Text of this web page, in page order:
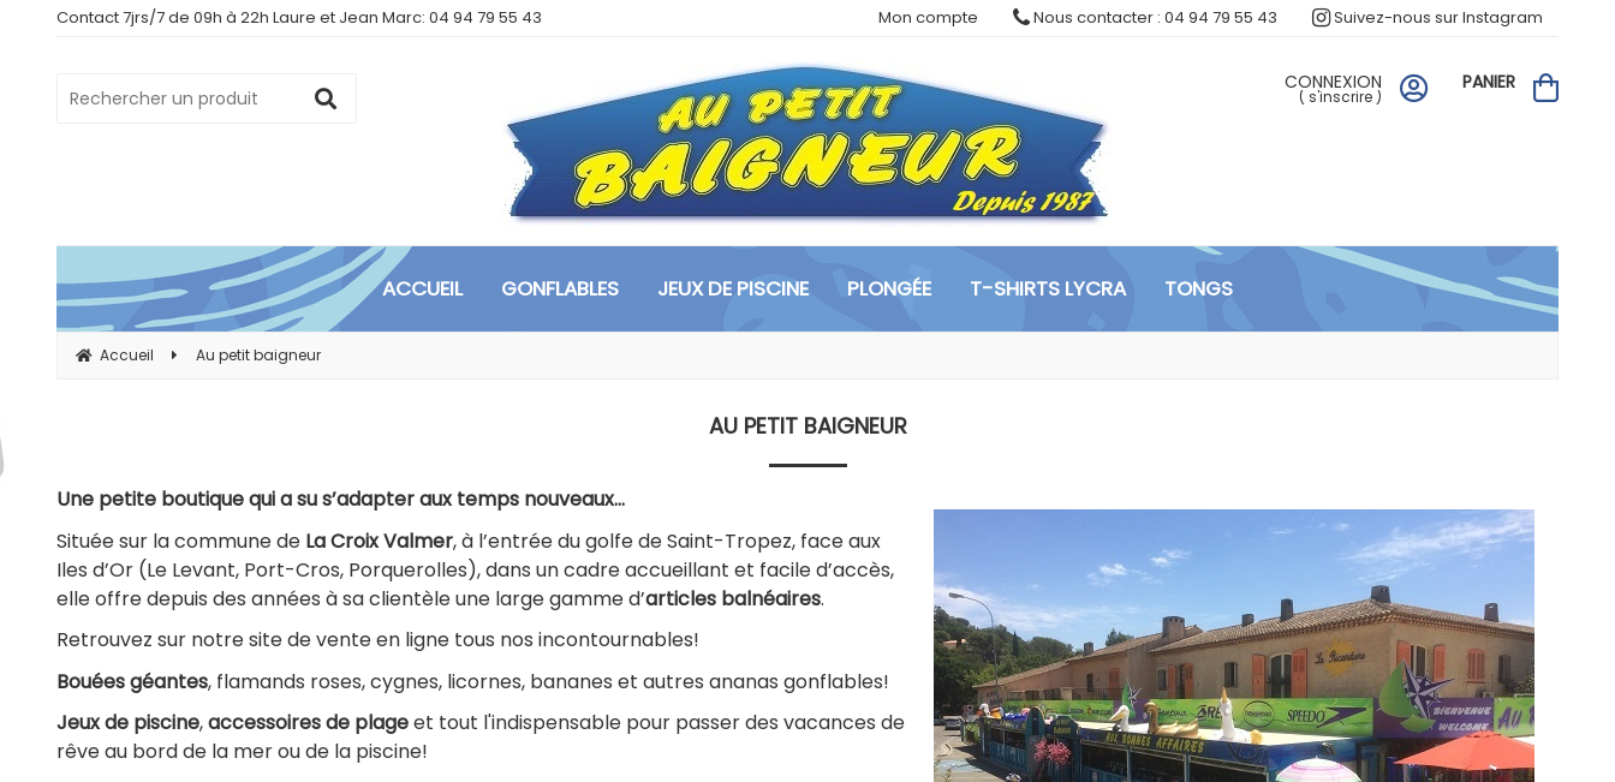
Contact 7jrs/7 de 09h à 22h Laure et Jean Marc: 04 94 79 55 43
CONNEXION
( s'inscrire )
PANIER
ACCUEIL GONFLABLES JEUX DE PISCINE PLONGÉE T-SHIRTS LYCRA TONGS
Accueil Au petit baigneur
AU PETIT BAIGNEUR
Une petite boutique qui a su s’adapter aux temps nouveaux…
Située sur la commune de La Croix Valmer, à l’entrée du golfe de Saint-Tropez, face aux
Iles d’Or (Le Levant, Port-Cros, Porquerolles), dans un cadre accueillant et facile d’accès,
elle offre depuis des années à sa clientèle une large gamme d’articles balnéaires.
Retrouvez sur notre site de vente en ligne tous nos incontournables!
Bouées géantes, flamands roses, cygnes, licornes, bananes et autres ananas gonflables!
Jeux de piscine,accessoires de plageet tout l'indispensable pour passer des vacances de
rêve au bord de la mer ou de la piscine!
Mon compte Nous contacter : 04 94 79 55 43 Suivez-nous sur Instagram